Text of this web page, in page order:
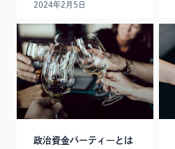
2024年2月5日
政治資金パーティ―とは